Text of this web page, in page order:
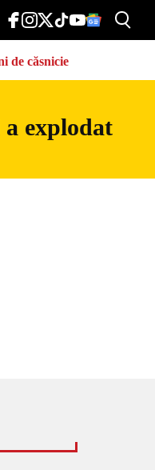
de căsnicie
explodat